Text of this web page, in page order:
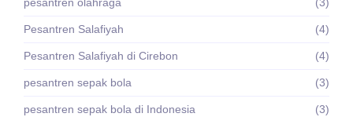
pesantren olahraga (3)
Pesantren Salafiyah (4)
Pesantren Salafiyah di Cirebon (4)
pesantren sepak bola (3)
pesantren sepak bola di Indonesia (3)